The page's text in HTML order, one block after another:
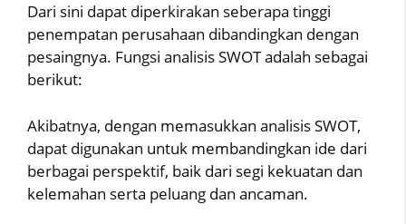
Dari sini dapat diperkirakan seberapa tinggi
penempatan perusahaan dibandingkan dengan
pesaingnya. Fungsi analisis SWOT adalah sebagai
berikut:
Akibatnya, dengan memasukkan analisis SWOT,
dapat digunakan untuk membandingkan ide dari
berbagai perspektif, baik dari segi kekuatan dan
kelemahan serta peluang dan ancaman.